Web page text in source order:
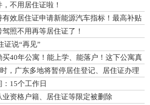
不用居住证啦！
有效居住证申请新能源汽车指标！最高补贴
照不用再等居住证了！
证说“再见”
40年公寓！能上学、能落户！这下公寓真
，广东多地将暂停居住登记、居住证办理
15个工作日
资格户籍、居住证等限定被删除